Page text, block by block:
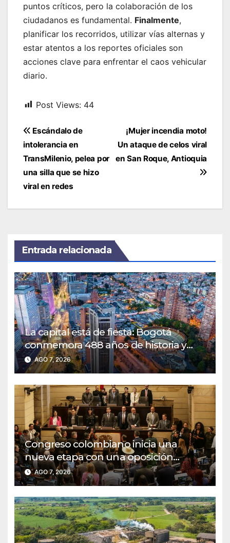
puntos críticos, pero la colaboración de los
ciudadanos es fundamental. Finalmente,
planificar los recorridos, utilizar vías alternas y
estar atentos a los reportes oficiales son
acciones clave para enfrentar el caos vehicular
diario.
Post Views: 44
Navegación
de
entradas
¡Mujer incendia moto!
Un ataque de celos viral
en San Roque, Antioquia
Escándalo de
intolerancia en
TransMilenio, pelea por
una silla que se hizo
viral en redes
Entrada relacionada
La capital está de fiesta: Bogotá
conmemora 488 años de historia y
renovación
AGO 7, 2026
Congreso colombiano inicia una
nueva etapa con una oposición
decidida a defender las reformas
sociales
AGO 7, 2026